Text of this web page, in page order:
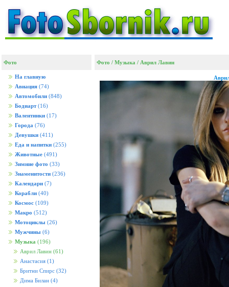
Фото
На главную
Авиация (74)
Автомобили (848)
Бодиарт (16)
Валентинки (17)
Города (76)
Девушки (411)
Еда и напитки (255)
Животные (491)
Зимние фото (33)
Знаменитости (236)
Календари (7)
Корабли (40)
Космос (109)
Макро (512)
Мотоциклы (26)
Мужчины (6)
Музыка (196)
Аврил Лавин (61)
Анастасия (1)
Бритни Спирс (32)
Дима Билан (4)
Фото / Музыка / Аврил Лавин